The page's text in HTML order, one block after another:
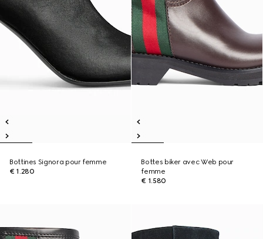
Bottines Signora pour femme
€ 1.280
Bottes biker avec Web pour
femme
€ 1.580